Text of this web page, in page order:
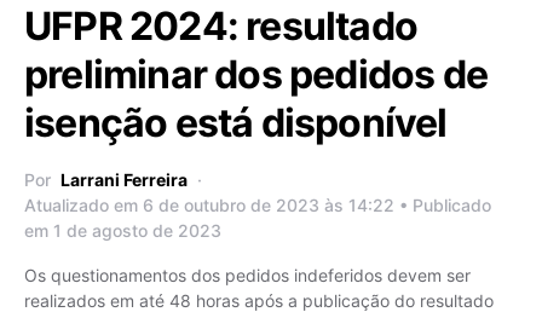
UFPR 2024: resultado
preliminar dos pedidos de
isenção está disponível
Por Larrani Ferreira
Atualizado em 6 de outubro de 2023 às 14:22 • Publicado
em 1 de agosto de 2023
Os questionamentos dos pedidos indeferidos devem ser
realizados em até 48 horas após a publicação do resultado